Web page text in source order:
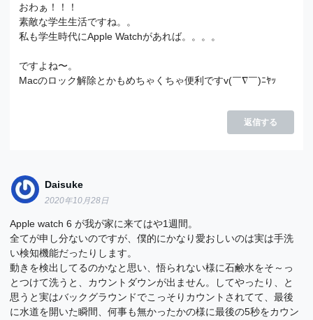
おわぁ！！！
素敵な学生生活ですね。。
私も学生時代にApple Watchがあれば。。。。
ですよね〜。
Macのロック解除とかもめちゃくちゃ便利ですv(￣∇￣)ﾆﾔｯ
返信する
Daisuke
2020年10月28日
Apple watch 6 が我が家に来てはや1週間。
全てが申し分ないのですが、僕的にかなり愛おしいのは実は手洗
い検知機能だったりします。
動きを検出してるのかなと思い、悟られない様に石鹸水をそ～っ
とつけて洗うと、カウントダウンが出ません。してやったり、と
思うと実はバックグラウンドでこっそりカウントされてて、最後
に水道を開いた瞬間、何事も無かったかの様に最後の5秒をカウン